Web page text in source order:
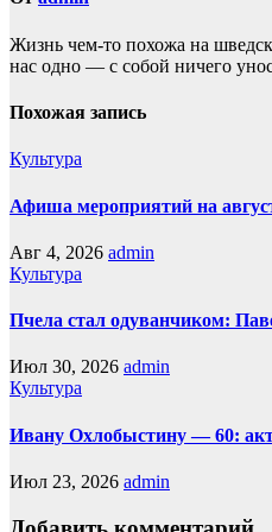
Жизнь чем-то похожа нa
нас однo — с собой ничего
Похожая запись
Культура
Афиша мероприятий на
Авг 4, 2026 admin
Культура
Пчела стал одуванчиком:
Июл 30, 2026 admin
Культура
Ивану Охлобыстину — 60:
Июл 23, 2026 admin